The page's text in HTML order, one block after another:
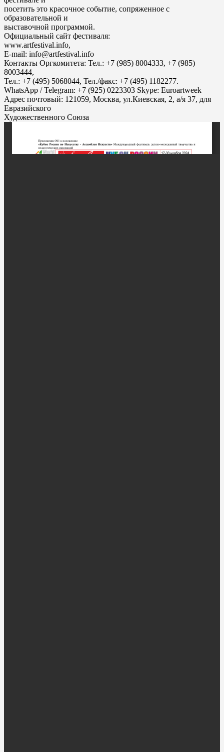
посетить это красочное событие, сопряженное с
образовательной и
выставочной программой.
Официальный сайт фестиваля:
www.artfestival.info,
E-mail: info@artfestival.info
Контакты Оргкомитета: Тел.: +7 (985) 8004333, +7 (985)
8003444,
Тел.: +7 (495) 5068044, Тел./факс: +7 (495) 1182277.
WhatsApp / Telegram: +7 (925) 0223303 Skype: Euroartweek
Адрес почтовый: 121059, Москва, ул.Киевская, 2, а/я 37, для
Евразийского
Художественного Союза